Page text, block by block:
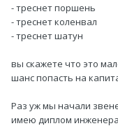
- треснет поршень
- треснет коленвал
- треснет шатун
вы скажете что это
шанс попасть на
Раз уж мы начали
имею диплом